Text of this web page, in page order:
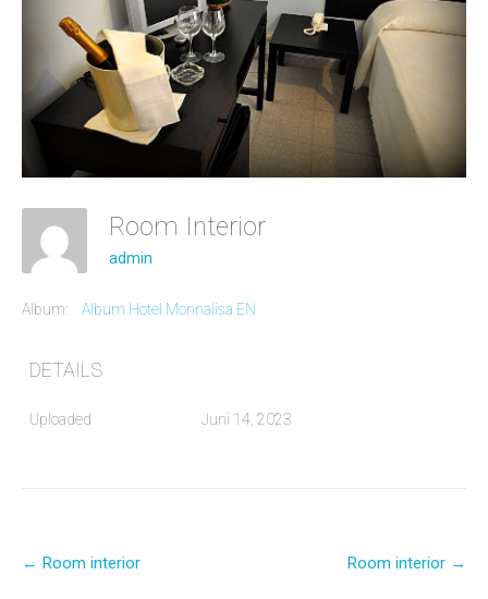
Room Interior
admin
Album: Album Hotel Monnalisa EN
DETAILS
Uploaded Juni 14, 2023
navigation
← Room interior Room interior →